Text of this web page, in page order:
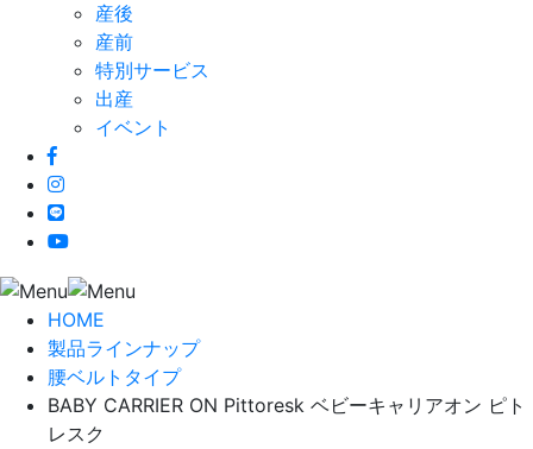
産後
産前
特別サービス
出産
イベント
HOME
製品ラインナップ
腰ベルトタイプ
BABY CARRIER ON Pittoresk ベビーキャリアオン ピト
レスク